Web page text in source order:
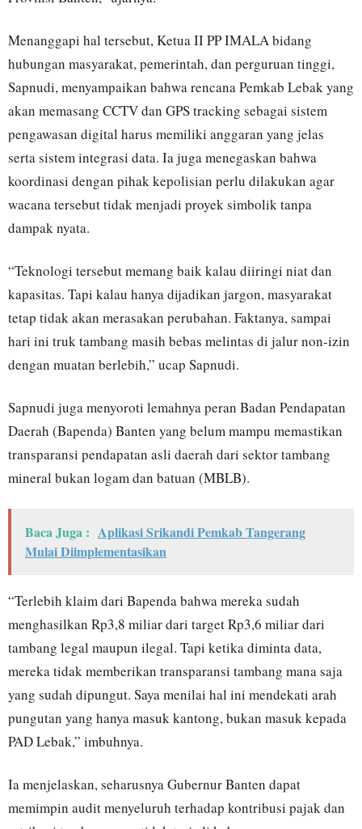
Menanggapi hal tersebut, Ketua II PP IMALA bidang
hubungan masyarakat, pemerintah, dan perguruan tinggi,
Sapnudi, menyampaikan bahwa rencana Pemkab Lebak yang
akan memasang CCTV dan GPS tracking sebagai sistem
pengawasan digital harus memiliki anggaran yang jelas
serta sistem integrasi data. Ia juga menegaskan bahwa
koordinasi dengan pihak kepolisian perlu dilakukan agar
wacana tersebut tidak menjadi proyek simbolik tanpa
dampak nyata.
“Teknologi tersebut memang baik kalau diiringi niat dan
kapasitas. Tapi kalau hanya dijadikan jargon, masyarakat
tetap tidak akan merasakan perubahan. Faktanya, sampai
hari ini truk tambang masih bebas melintas di jalur non-izin
dengan muatan berlebih,” ucap Sapnudi.
Sapnudi juga menyoroti lemahnya peran Badan Pendapatan
Daerah (Bapenda) Banten yang belum mampu memastikan
transparansi pendapatan asli daerah dari sektor tambang
mineral bukan logam dan batuan (MBLB).
Baca Juga : Aplikasi Srikandi Pemkab Tangerang
Mulai Diimplementasikan
“Terlebih klaim dari Bapenda bahwa mereka sudah
menghasilkan Rp3,8 miliar dari target Rp3,6 miliar dari
tambang legal maupun ilegal. Tapi ketika diminta data,
mereka tidak memberikan transparansi tambang mana saja
yang sudah dipungut. Saya menilai hal ini mendekati arah
pungutan yang hanya masuk kantong, bukan masuk kepada
PAD Lebak,” imbuhnya.
Ia menjelaskan, seharusnya Gubernur Banten dapat
memimpin audit menyeluruh terhadap kontribusi pajak dan